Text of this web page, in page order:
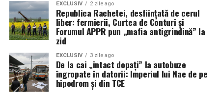
EXCLUSIV 2 zile ago
Republica Rachetei, desființată de cerul
liber: fermierii, Curtea de Conturi și
Forumul APPR pun „mafia antigrindină” la
zid
EXCLUSIV 3 zile ago
De la cai „intact dopați” la autobuze
îngropate în datorii: Imperiul lui Nae de pe
hipodrom și din TCE